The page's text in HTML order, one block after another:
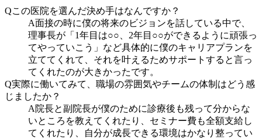
Qこの医院を選んだ決め手はなんですか？
A面接の時に僕の将来のビジョンを話している中で、
理事長が「1年目は○○、2年目○○ができるように頑張っ
てやっていこう」など具体的に僕のキャリアプランを
立ててくれて、それを叶えるためサポートすると言っ
てくれたのが大きかったです。
Q実際に働いてみて、職場の雰囲気やチームの体制はどう感
じましたか？
A 院長と副院長が僕のために診療後も残って分からな
いところを教えてくれたり、セミナー費も全額支給し
てくれたり、自分が成長できる環境はかなり整ってい